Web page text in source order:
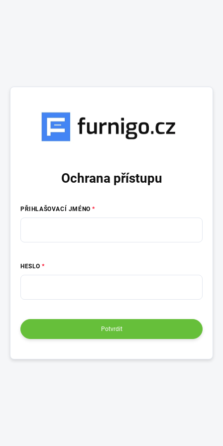
Ochrana přístupu
PŘIHLAŠOVACÍ JMÉNO
HESLO
Potvrdit